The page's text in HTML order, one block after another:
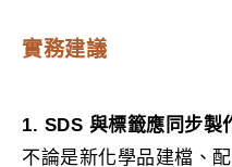
實務建議
1. SDS 與標籤應同步製
不論是新化學品建檔、